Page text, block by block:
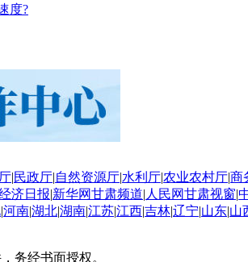
度?
|民政厅|自然资源厅|水利厅|农业农村厅|商
济日报|新华网甘肃频道| 人民网甘肃视窗|
|河南|湖北|湖南|江苏|江西|吉林|辽宁|山东|山
务经书面授权。